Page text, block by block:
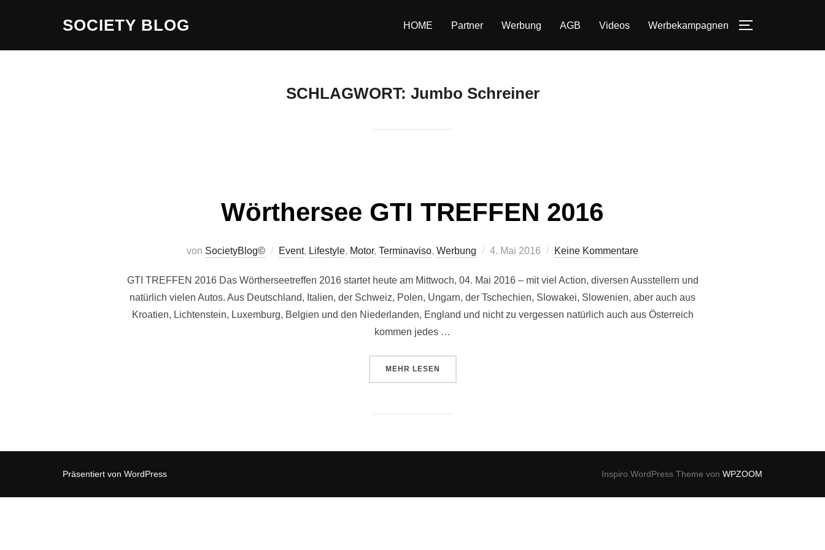
SOCIETY BLOG HOME Partner Werbung AGB Videos Werbekampagnen
SCHLAGWORT: Jumbo Schreiner
Wörthersee GTI TREFFEN 2016
von SocietyBlog© Event, Lifestyle, Motor, Terminaviso, Werbung
Veröffentlicht
4. Mai 2016 Keine Kommentare
GTI TREFFEN 2016 Das Wörtherseetreffen 2016 startet heute am Mittwoch, 04. Mai 2016 – mit viel Action, diversen Ausstellern und
natürlich vielen Autos. Aus Deutschland, Italien, der Schweiz, Polen, Ungarn, der Tschechien, Slowakei, Slowenien, aber auch aus
Kroatien, Lichtenstein, Luxemburg, Belgien und den Niederlanden, England und nicht zu vergessen natürlich auch aus Österreich
kommen jedes …
MEHR ÜBER „WÖRTHERSEE GTI TREFFEN 2016“
LESEN
Präsentiert von WordPress Inspiro WordPress Theme von WPZOOM